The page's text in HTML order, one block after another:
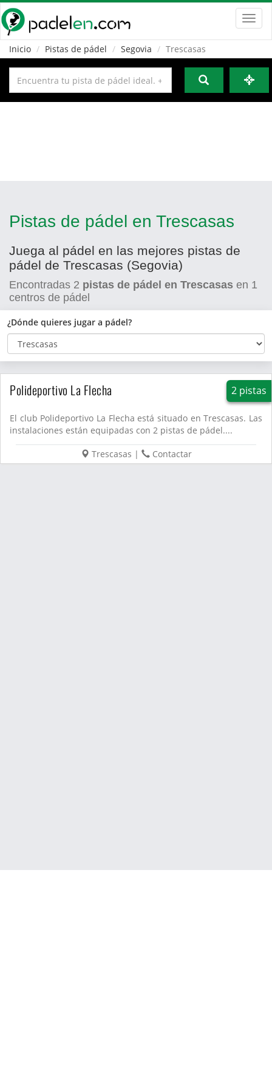
Inicio
Pistas de pádel Segovia Trescasas
Pistas de pádel en Trescasas
Juega al pádel en las mejores pistas de
pádel de Trescasas (Segovia)
Encontradas 2 pistas de pádel en Trescasas en 1
centros de pádel
¿Dónde quieres jugar a pádel?
Polideportivo La Flecha 2 pistas
El club Polideportivo La Flecha está situado en Trescasas. Las
instalaciones están equipadas con 2 pistas de pádel....
Trescasas | Contactar